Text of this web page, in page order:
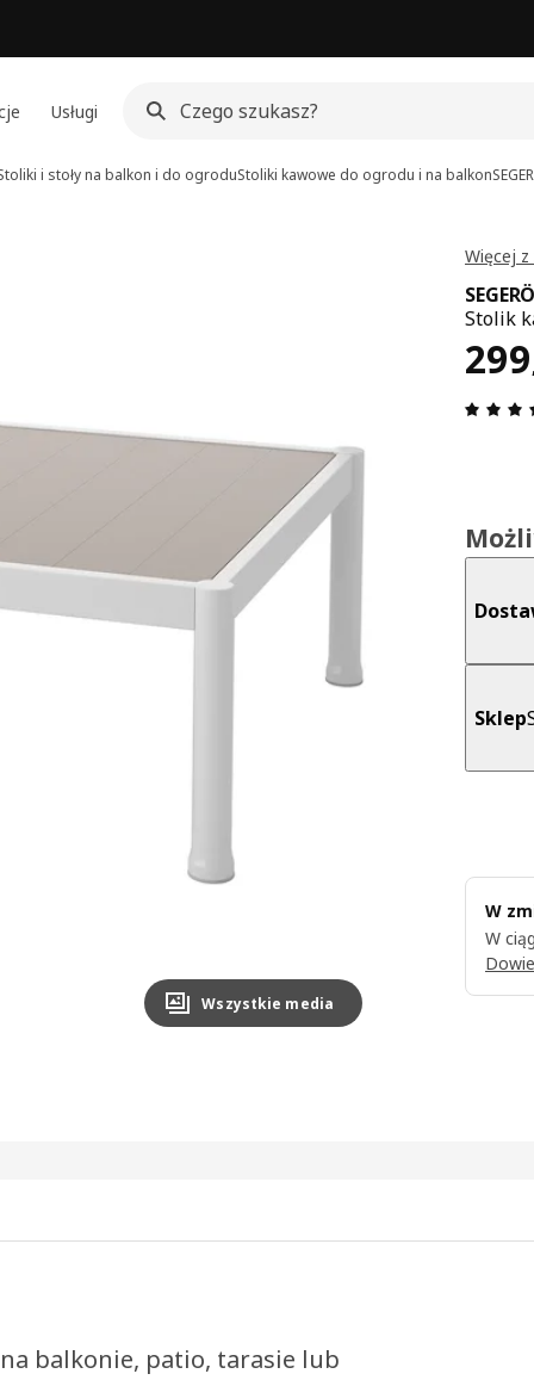
Usługi
i stoły na balkon i do ogroduStoliki kawowe do ogrodu i na balkon
Wszystkie media
Więcej z
Stolik
299
Sklep
W
W
balkonie, patio, tarasie lub